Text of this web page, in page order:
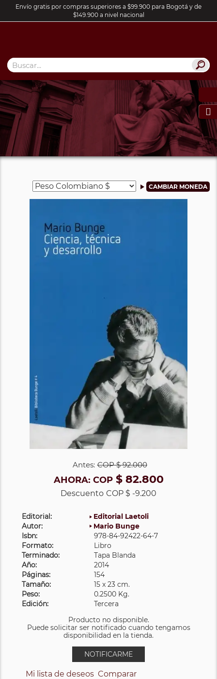
Envío gratis por compras superiores a $99.900 para Bogotá y de
$149.900 a nivel nacional

Antes: COP$ 92.000
AHORA: COP$ 82.800
Descuento COP $ -9.200
Editorial:
Editorial Laetoli
Autor:
Mario Bunge
Isbn:
978-84-92422-64-7
Formato:
Libro
Terminado:
Tapa Blanda
Año:
2014
Páginas:
154
Tamaño:
15 x 23 cm.
Peso:
0.2500 Kg.
Edición:
Tercera
Producto no disponible.
Puede solicitar ser notificado cuando tengamos
disponibilidad en la tienda.
NOTIFICARME
Mi lista de deseos Comparar